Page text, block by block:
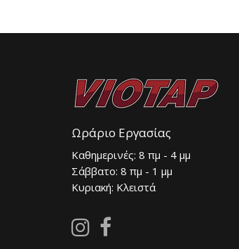
Ωράριο Εργασίας
Καθημερινές: 8 πμ - 4 μμ
Σάββατο: 8 πμ - 1 μμ
Κυριακή: Κλειστά
Follow